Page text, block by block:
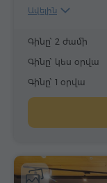
Ավելին
Գինը՝ 2 ժամի
Գինը՝ կես օրվա
Գինը՝ 1 օրվա